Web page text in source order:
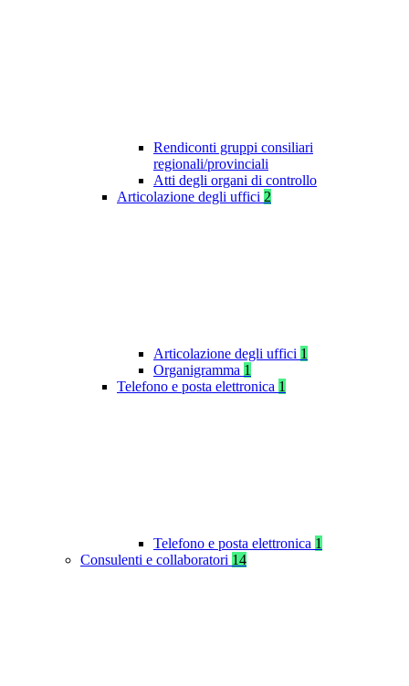
Rendiconti gruppi consiliari
regionali/provinciali
Atti degli organi di controllo
Articolazione degli uffici 2
Articolazione degli uffici 1
Organigramma 1
Telefono e posta elettronica 1
Telefono e posta elettronica 1
Consulenti e collaboratori 14